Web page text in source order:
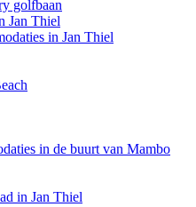
golfbaan
Jan Thiel
in Jan Thiel
in de buurt van Mambo
in Jan Thiel